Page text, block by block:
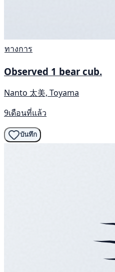
ทางการ
Observed 1 bear cub.
Nanto 太美, Toyama
9เดือนที่แล้ว
บันทึก